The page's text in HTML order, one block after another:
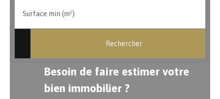
Surface min (m²)
Rechercher
Besoin de faire estimer votre
bien immobilier ?